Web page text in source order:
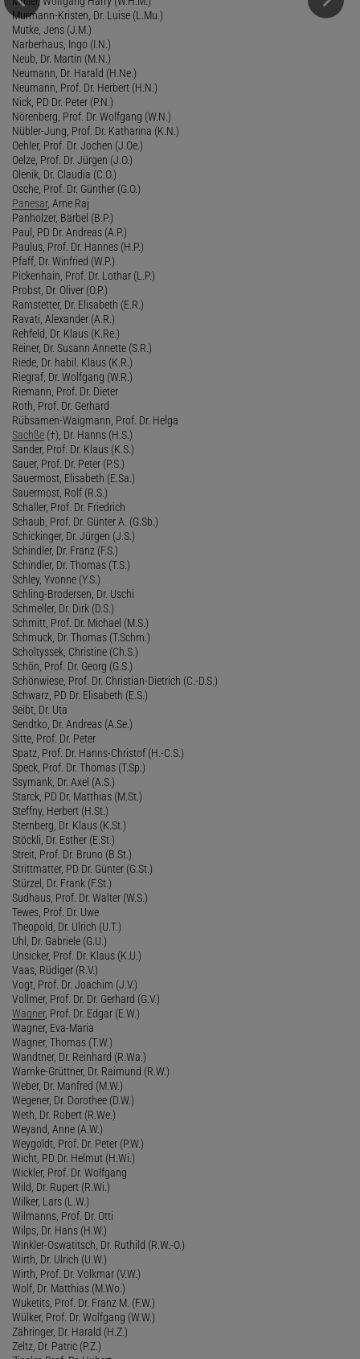
Murmann-Kristen, Dr. Luise (L.Mu.)
Mutke, Jens (J.M.)
Narberhaus, Ingo (I.N.)
Neub, Dr. Martin (M.N.)
Neumann, Dr. Harald (H.Ne.)
Neumann, Prof. Dr. Herbert (H.N.)
Nick, PD Dr. Peter (P.N.)
Nörenberg, Prof. Dr. Wolfgang (W.N.)
Nübler-Jung, Prof. Dr. Katharina (K.N.)
Oehler, Prof. Dr. Jochen (J.Oe.)
Oelze, Prof. Dr. Jürgen (J.O.)
Olenik, Dr. Claudia (C.O.)
Osche, Prof. Dr. Günther (G.O.)
Panesar, Arne Raj
Panholzer, Bärbel (B.P.)
Paul, PD Dr. Andreas (A.P.)
Paulus, Prof. Dr. Hannes (H.P.)
Pfaff, Dr. Winfried (W.P.)
Pickenhain, Prof. Dr. Lothar (L.P.)
Probst, Dr. Oliver (O.P.)
Ramstetter, Dr. Elisabeth (E.R.)
Ravati, Alexander (A.R.)
Rehfeld, Dr. Klaus (K.Re.)
Reiner, Dr. Susann Annette (S.R.)
Riede, Dr. habil. Klaus (K.R.)
Riegraf, Dr. Wolfgang (W.R.)
Riemann, Prof. Dr. Dieter
Roth, Prof. Dr. Gerhard
Rübsamen-Waigmann, Prof. Dr. Helga
Sachße (†), Dr. Hanns (H.S.)
Sander, Prof. Dr. Klaus (K.S.)
Sauer, Prof. Dr. Peter (P.S.)
Sauermost, Elisabeth (E.Sa.)
Sauermost, Rolf (R.S.)
Schaller, Prof. Dr. Friedrich
Schaub, Prof. Dr. Günter A. (G.Sb.)
Schickinger, Dr. Jürgen (J.S.)
Schindler, Dr. Franz (F.S.)
Schindler, Dr. Thomas (T.S.)
Schley, Yvonne (Y.S.)
Schling-Brodersen, Dr. Uschi
Schmeller, Dr. Dirk (D.S.)
Schmitt, Prof. Dr. Michael (M.S.)
Schmuck, Dr. Thomas (T.Schm.)
Scholtyssek, Christine (Ch.S.)
Schön, Prof. Dr. Georg (G.S.)
Schönwiese, Prof. Dr. Christian-Dietrich (C.-D.S.)
Schwarz, PD Dr. Elisabeth (E.S.)
Seibt, Dr. Uta
Sendtko, Dr. Andreas (A.Se.)
Sitte, Prof. Dr. Peter
Spatz, Prof. Dr. Hanns-Christof (H.-C.S.)
Speck, Prof. Dr. Thomas (T.Sp.)
Ssymank, Dr. Axel (A.S.)
Starck, PD Dr. Matthias (M.St.)
Steffny, Herbert (H.St.)
Sternberg, Dr. Klaus (K.St.)
Stöckli, Dr. Esther (E.St.)
Streit, Prof. Dr. Bruno (B.St.)
Strittmatter, PD Dr. Günter (G.St.)
Stürzel, Dr. Frank (F.St.)
Sudhaus, Prof. Dr. Walter (W.S.)
Tewes, Prof. Dr. Uwe
Theopold, Dr. Ulrich (U.T.)
Uhl, Dr. Gabriele (G.U.)
Unsicker, Prof. Dr. Klaus (K.U.)
Vaas, Rüdiger (R.V.)
Vogt, Prof. Dr. Joachim (J.V.)
Vollmer, Prof. Dr. Dr. Gerhard (G.V.)
Wagner, Prof. Dr. Edgar (E.W.)
Wagner, Eva-Maria
Wagner, Thomas (T.W.)
Wandtner, Dr. Reinhard (R.Wa.)
Warnke-Grüttner, Dr. Raimund (R.W.)
Weber, Dr. Manfred (M.W.)
Wegener, Dr. Dorothee (D.W.)
Weth, Dr. Robert (R.We.)
Weyand, Anne (A.W.)
Weygoldt, Prof. Dr. Peter (P.W.)
Wicht, PD Dr. Helmut (H.Wi.)
Wickler, Prof. Dr. Wolfgang
Wild, Dr. Rupert (R.Wi.)
Wilker, Lars (L.W.)
Wilmanns, Prof. Dr. Otti
Wilps, Dr. Hans (H.W.)
Winkler-Oswatitsch, Dr. Ruthild (R.W.-O.)
Wirth, Dr. Ulrich (U.W.)
Wirth, Prof. Dr. Volkmar (V.W.)
Wolf, Dr. Matthias (M.Wo.)
Wuketits, Prof. Dr. Franz M. (F.W.)
Wülker, Prof. Dr. Wolfgang (W.W.)
Zähringer, Dr. Harald (H.Z.)
Zeltz, Dr. Patric (P.Z.)